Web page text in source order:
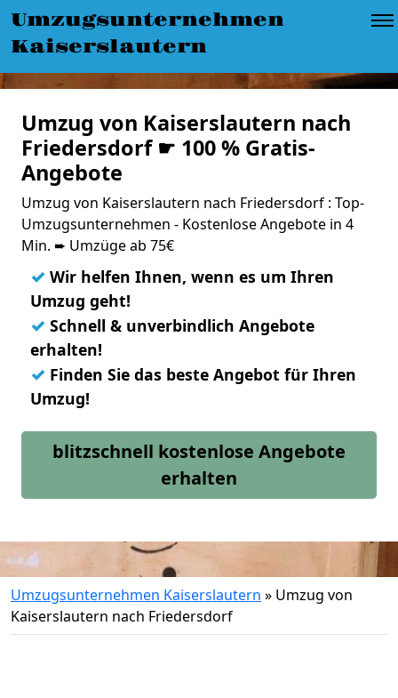
Umzugsunternehmen
Kaiserslautern
Umzug von Kaiserslautern nach
Friedersdorf ☛ 100 % Gratis-
Angebote
Umzug von Kaiserslautern nach Friedersdorf : Top-
Umzugsunternehmen - Kostenlose Angebote in 4
Min. ➨ Umzüge ab 75€
✓ Wir helfen Ihnen, wenn es um Ihren
Umzug geht!
✓ Schnell & unverbindlich Angebote
erhalten!
✓ Finden Sie das beste Angebot für Ihren
Umzug!
blitzschnell kostenlose Angebote
erhalten
Umzugsunternehmen Kaiserslautern » Umzug von
Kaiserslautern nach Friedersdorf